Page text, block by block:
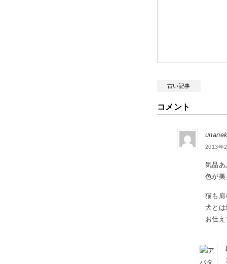
古い記事
コメント
2013年
気品
色が
猫も
犬と
お仕